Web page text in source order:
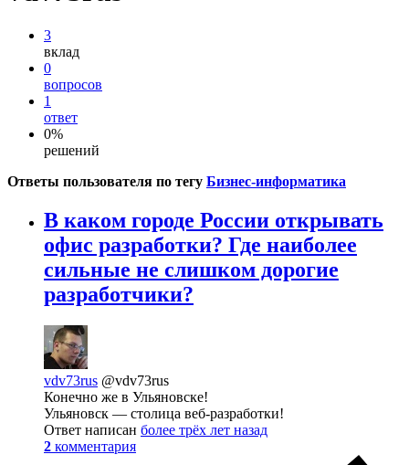
3
вклад
0
вопросов
1
ответ
0%
решений
Ответы пользователя по тегу Бизнес-информатика
В каком городе России открывать
офис разработки? Где наиболее
сильные не слишком дорогие
разработчики?
vdv73rus @vdv73rus
Конечно же в Ульяновске!
Ульяновск — столица веб-разработки!
Ответ написан более трёх лет назад
2 комментария